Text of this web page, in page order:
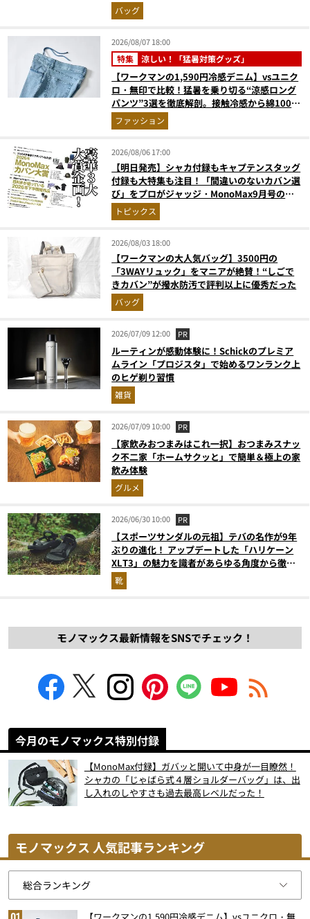
バッグ
2026/08/07 18:00
特集 涼しい！「猛暑対策グッズ」
【ワークマンの1,590円冷感デニム】vsユニク
ロ・無印で比較！猛暑を乗り切る“涼感ロング
パンツ”3選を徹底解剖。接触冷感から綿100%
まで決定版
ファッション
2026/08/06 17:00
【明日発売】シャカ付録もキャプテンスタッグ
付録も大特集も注目！「間違いのないカバン選
び」をプロがジャッジ・MonoMax9月号の目
次を公開
トピックス
2026/08/03 18:00
【ワークマンの大人気バッグ】3500円の
「3WAYリュック」をマニアが絶賛！“しごで
きカバン”が撥水防汚で評判以上に優秀だった
バッグ
2026/07/09 12:00 PR
ルーティンが感動体験に！Schickのプレミア
ムライン「プロジスタ」で始めるワンランク上
のヒゲ剃り習慣
雑貨
2026/07/09 10:00 PR
【家飲みおつまみはこれ一択】おつまみスナッ
ク不二家「ホームサクッと」で簡単＆極上の家
飲み体験
グルメ
2026/06/30 10:00 PR
【スポーツサンダルの元祖】テバの名作が9年
ぶりの進化！ アップデートした「ハリケーン
XLT3」の魅力を識者があらゆる角度から徹底
解説！
靴
モノマックス最新情報をSNSでチェック！
今月のモノマックス特別付録
【MonoMax付録】ガバッと開いて中身が一目瞭然！
シャカの「じゃばら式４層ショルダーバッグ」は、出
し入れのしやすさも過去最高レベルだった！
モノマックス 人気記事ランキング
【ワークマンの1,590円冷感デニム】vsユニクロ・無